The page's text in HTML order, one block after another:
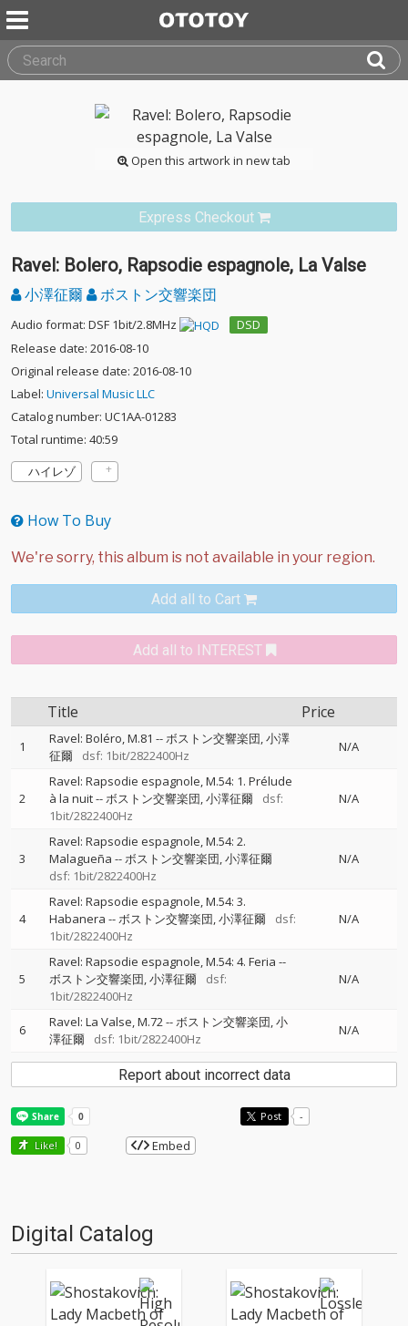
Open this artwork in new tab
Express Checkout
Ravel: Bolero, Rapsodie espagnole, La Valse
小澤征爾 ボストン交響楽団
Audio format: DSF 1bit/2.8MHz
DSD
Release date: 2016-08-10
Original release date: 2016-08-10
Label: Universal Music LLC
Catalog number: UC1AA-01283
Total runtime: 40:59
ハイレゾ
How To Buy
Add all to Cart
Add all to INTEREST
Title Price
1 Ravel: Boléro, M.81 --ボストン交響楽団 小澤
征爾
dsf: 1bit/2822400Hz
N/A
2
Ravel: Rapsodie espagnole, M.54: 1. Prélude
à la nuit--ボストン交響楽団 小澤征爾
dsf:
1bit/2822400Hz
N/A
3
Ravel: Rapsodie espagnole, M.54: 2.
Malagueña --ボストン交響楽団 小澤征爾
dsf: 1bit/2822400Hz
N/A
4
Ravel: Rapsodie espagnole, M.54: 3.
Habanera --ボストン交響楽団 小澤征爾
dsf:
1bit/2822400Hz
N/A
5
Ravel: Rapsodie espagnole, M.54: 4. Feria --
ボストン交響楽団 小澤征爾
dsf:
1bit/2822400Hz
N/A
6 Ravel: La Valse, M.72--ボストン交響楽団 小
澤征爾
dsf: 1bit/2822400Hz
N/A
Report about incorrect data
Post -
Like! 0 Embed
Digital Catalog